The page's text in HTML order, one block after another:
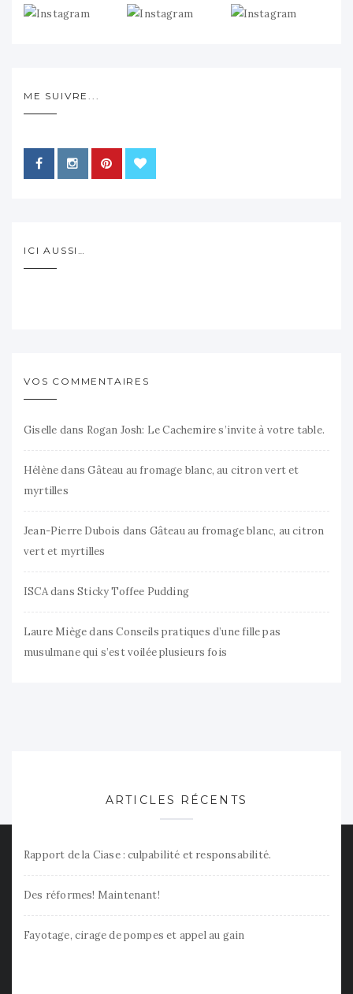
ME SUIVRE...
ICI AUSSI…
VOS COMMENTAIRES
Giselle dans Rogan Josh: Le Cachemire s’invite à votre table.
HélènedansGâteau au fromage blanc, au citron vert et
myrtilles
Jean-Pierre Dubois dans Gâteau au fromage blanc, au citron
vert et myrtilles
ISCAdans Sticky Toffee Pudding
Laure MiègedansConseils pratiques d’une fille pas
musulmane qui s’est voilée plusieurs fois
ARTICLES RÉCENTS
Rapport de la Ciase : culpabilité et responsabilité.
Des réformes! Maintenant!
Fayotage, cirage de pompes et appel au gain